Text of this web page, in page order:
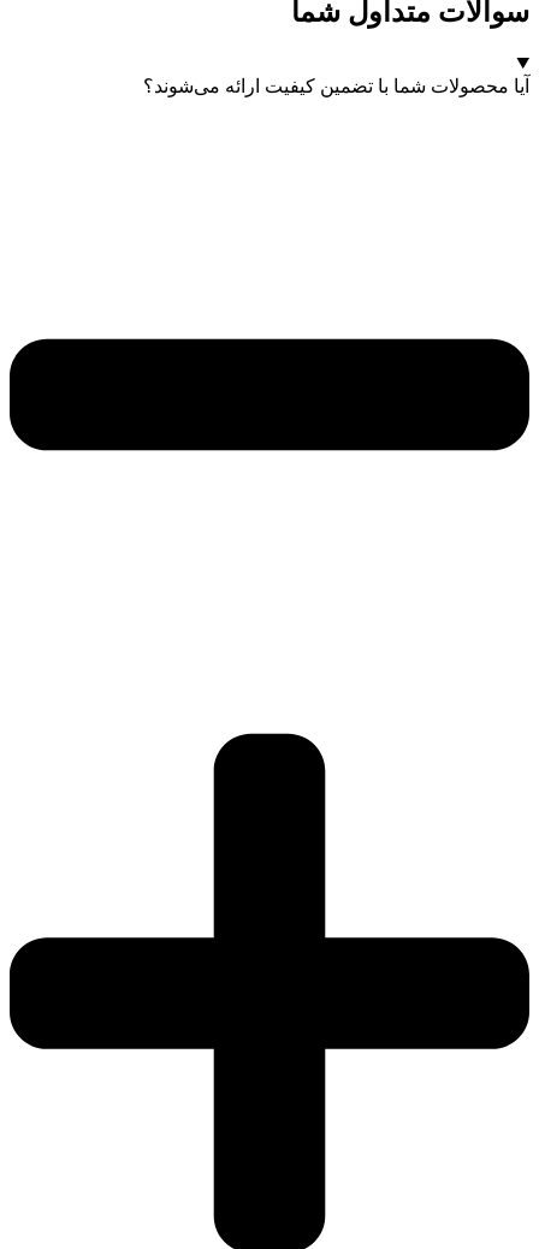
سوالات متداول شما
آیا محصولات شما با تضمین کیفیت ارائه می‌شوند؟